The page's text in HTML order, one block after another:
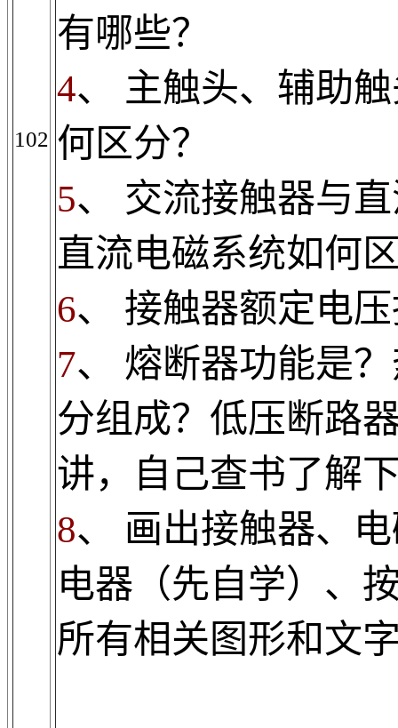
102
有哪些？
4、
主触头、辅助
何区分？
5、
交流接触器与
直流电磁系统如何
6、
接触器额定电
7、
熔断器功能是
分组成？低压断路
讲，自己查书了解
8、
画出接触器、
电器（先自学）、
所有相关图形和文